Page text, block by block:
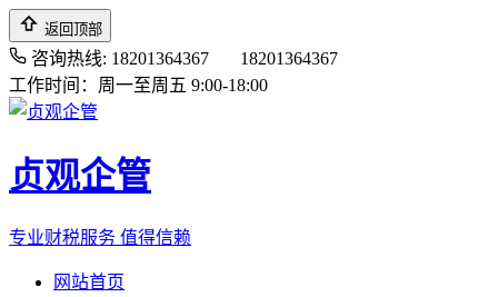
返回顶部
咨询热线: 18201364367
18201364367
工作时间：周一至周五 9:00-18:00
贞观企管
专业财税服务 值得信赖
网站首页